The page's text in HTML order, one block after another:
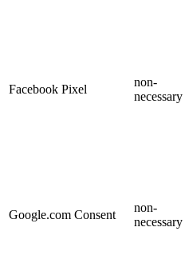
Facebook Pixel
non-
necessary
Google.com Consent
non-
necessary